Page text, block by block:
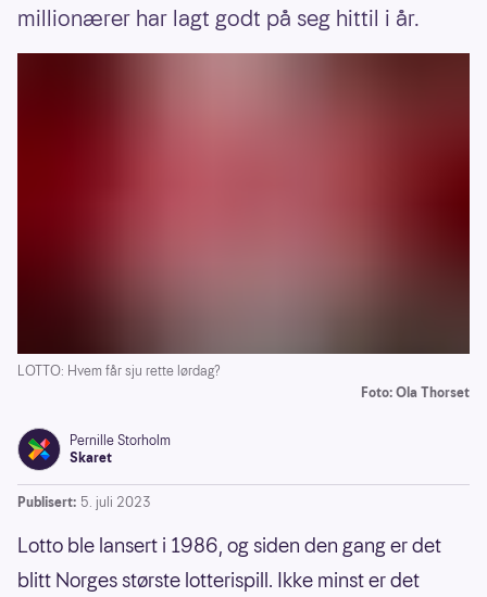
millionærer har lagt godt på seg hittil i år.
LOTTO: Hvem får sju rette lørdag?
Foto: Ola Thorset
Pernille Storholm
Skaret
Publisert: 5. juli 2023
Lotto ble lansert i 1986, og siden den gang er det
blitt Norges største lotterispill. Ikke minst er det